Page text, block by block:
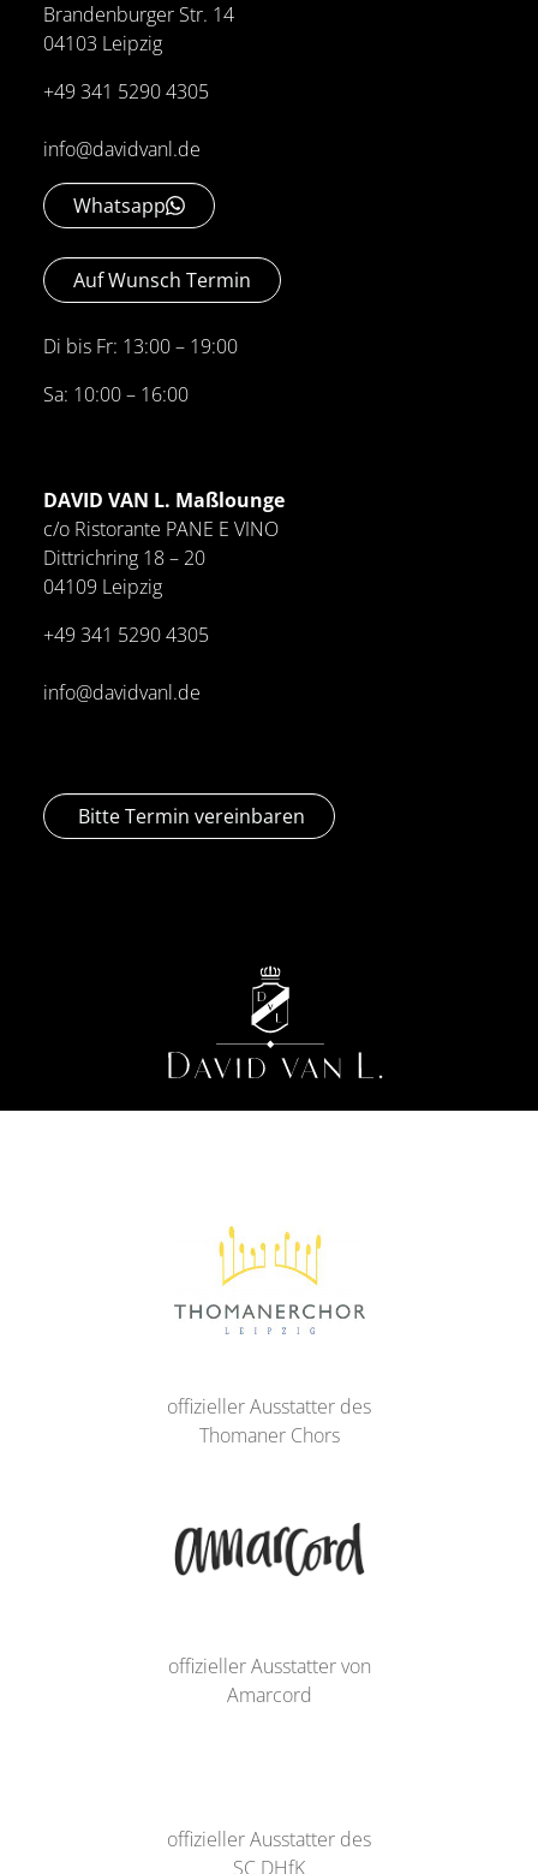
Brandenburger Str. 14
04103 Leipzig
+49 341 5290 4305
info@davidvanl.de
Whatsapp
Auf Wunsch Termin
Di bis Fr: 13:00 – 19:00
Sa: 10:00 – 16:00
DAVID VAN L. Maßlounge
c/o Ristorante PANE E VINO
Dittrichring 18 – 20
04109 Leipzig
+49 341 5290 4305
info@davidvanl.de
Bitte Termin vereinbaren
offizieller Ausstatter des
Thomaner Chors
offizieller Ausstatter von
Amarcord
offizieller Ausstatter des
SC DHfK